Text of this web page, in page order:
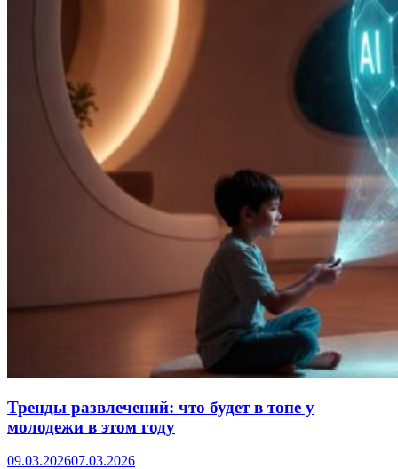
Тренды развлечений: что будет в топе у
молодежи в этом году
09.03.202607.03.2026